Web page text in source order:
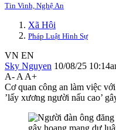
Tin Vinh, Nghệ An
Xã Hội
Pháp Luật Hình Sự
VN EN
Sky Nguyen 10/08/25
A- A A+
Cơ quan công an làm việc
’lấy xương người nấu cao’